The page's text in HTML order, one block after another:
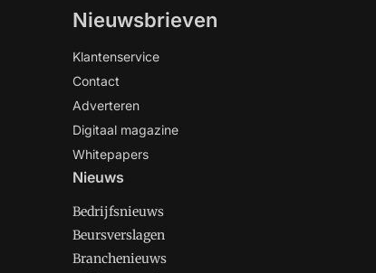
Nieuwsbrieven
Klantenservice
Contact
Adverteren
Digitaal magazine
Whitepapers
Nieuws
Bedrijfsnieuws
Beursverslagen
Branchenieuws